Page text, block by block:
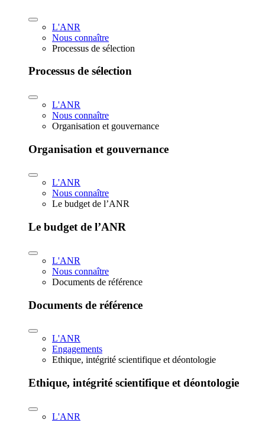
L'ANR
Nous connaître
Processus de sélection
Processus de sélection
L'ANR
Nous connaître
Organisation et gouvernance
Organisation et gouvernance
L'ANR
Nous connaître
Le budget de l’ANR
Le budget de l’ANR
L'ANR
Nous connaître
Documents de référence
Documents de référence
L'ANR
Engagements
Ethique, intégrité scientifique et déontologie
Ethique, intégrité scientifique et déontologie
L'ANR